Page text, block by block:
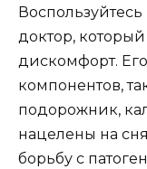
доктор,
дискомфорт.
компонентов,
подорожник,
нацелены на
борьбу с